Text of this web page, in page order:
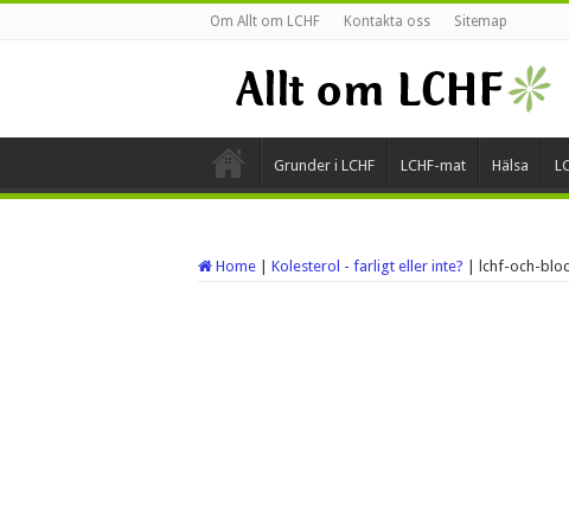
Om Allt om LCHF Kontakta oss Sitemap
Grunder i LCHF LCHF-mat Hälsa
Home Kolesterol - farligt eller inte? lchf-och-